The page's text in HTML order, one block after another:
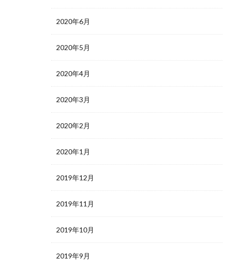
2020年6月
2020年5月
2020年4月
2020年3月
2020年2月
2020年1月
2019年12月
2019年11月
2019年10月
2019年9月